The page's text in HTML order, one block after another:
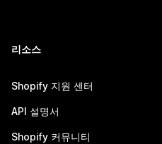
리소스
Shopify 지원 센터
API 설명서
Shopify 커뮤니티